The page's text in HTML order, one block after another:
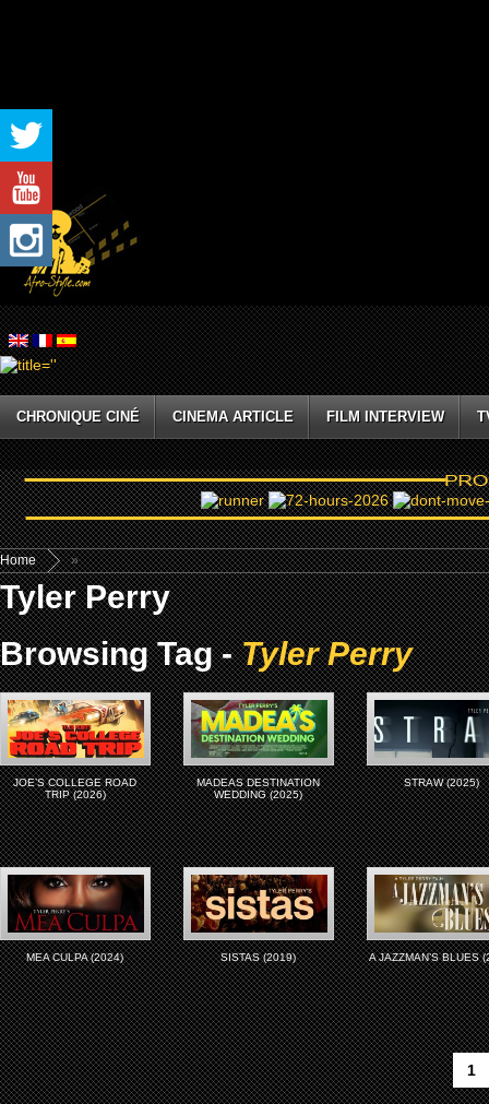
CHRONIQUE CINÉ CINEMA ARTICLE FILM INTERVIEW
Home »
Tyler Perry
Browsing Tag -Tyler Perry
JOE’S COLLEGE ROAD
TRIP (2026)
MADEAS DESTINATION
WEDDING (2025)
STRAW (2025)
MEA CULPA (2024) SISTAS (2019) A JAZZMAN’S BLUES
1